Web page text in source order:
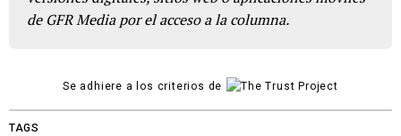
de GFR Media por el acceso a la columna.
Se adhiere a los criterios de
TAGS